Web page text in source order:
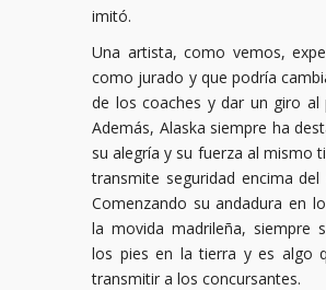
imitó.
Una artista, como vemos,
como jurado y que podría
de los coaches y dar un giro al
Además, Alaska siempre ha
su alegría y su fuerza al mismo
transmite seguridad encima del
Comenzando su andadura en
la movida madrileña, siempre
los pies en la tierra y es algo
transmitir a los concursantes.